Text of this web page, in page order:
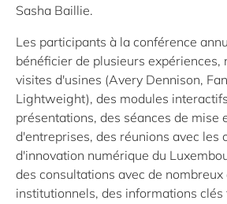
Sasha Baillie.
Les participants à la conférence
bénéficier de plusieurs expériences,
visites d'usines (Avery Dennison,
Lightweight), des modules
présentations, des séances de mise
d'entreprises, des réunions avec les
d'innovation numérique du
des consultations avec de nombreux
institutionnels, des informations clés